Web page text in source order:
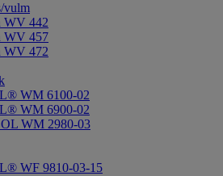
vulm
WV 442
WV 457
WV 472
WM 6100-02
WM 6900-02
WM 2980-03
WF 9810-03-15